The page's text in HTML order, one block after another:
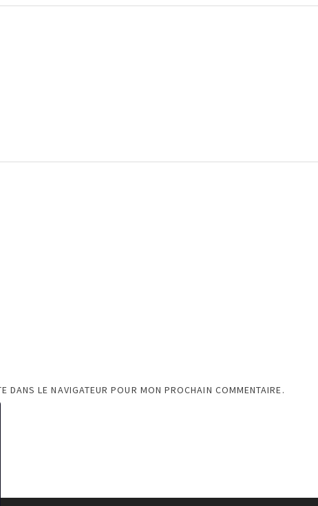
DANS LE NAVIGATEUR POUR MON PROCHAIN COMMENTAIRE.